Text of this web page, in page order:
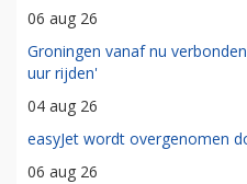
06 aug 26
Groningen vanaf nu
uur rijden'
04 aug 26
easyJet wordt overgenomen
06 aug 26